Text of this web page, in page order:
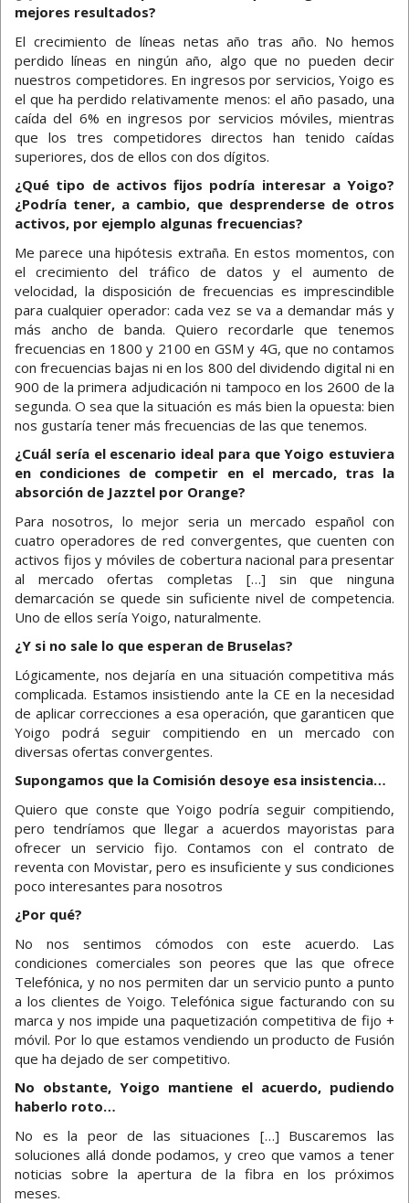
mejores resultados?
El crecimiento de líneas netas año tras año. No hemos
perdido líneas en ningún año, algo que no pueden decir
nuestros competidores. En ingresos por servicios, Yoigo es
el que ha perdido relativamente menos: el año pasado, una
caída del 6% en ingresos por servicios móviles, mientras
que los tres competidores directos han tenido caídas
superiores, dos de ellos con dos dígitos.
¿Qué tipo de activos fijos podría interesar a Yoigo?
¿Podría tener, a cambio, que desprenderse de otros
activos, por ejemplo algunas frecuencias?
Me parece una hipótesis extraña. En estos momentos, con
el crecimiento del tráfico de datos y el aumento de
velocidad, la disposición de frecuencias es imprescindible
para cualquier operador: cada vez se va a demandar más y
más ancho de banda. Quiero recordarle que tenemos
frecuencias en 1800 y 2100 en GSM y 4G, que no contamos
con frecuencias bajas ni en los 800 del dividendo digital ni en
900 de la primera adjudicación ni tampoco en los 2600 de la
segunda. O sea que la situación es más bien la opuesta: bien
nos gustaría tener más frecuencias de las que tenemos.
¿Cuál sería el escenario ideal para que Yoigo estuviera
en condiciones de competir en el mercado, tras la
absorción de Jazztel por Orange?
Para nosotros, lo mejor seria un mercado español con
cuatro operadores de red convergentes, que cuenten con
activos fijos y móviles de cobertura nacional para presentar
al mercado ofertas completas […] sin que ninguna
demarcación se quede sin suficiente nivel de competencia.
Uno de ellos sería Yoigo, naturalmente.
¿Y si no sale lo que esperan de Bruselas?
Lógicamente, nos dejaría en una situación competitiva más
complicada. Estamos insistiendo ante la CE en la necesidad
de aplicar correcciones a esa operación, que garanticen que
Yoigo podrá seguir compitiendo en un mercado con
diversas ofertas convergentes.
Supongamos que la Comisión desoye esa insistencia…
Quiero que conste que Yoigo podría seguir compitiendo,
pero tendríamos que llegar a acuerdos mayoristas para
ofrecer un servicio fijo. Contamos con el contrato de
reventa con Movistar, pero es insuficiente y sus condiciones
poco interesantes para nosotros
¿Por qué?
No nos sentimos cómodos con este acuerdo. Las
condiciones comerciales son peores que las que ofrece
Telefónica, y no nos permiten dar un servicio punto a punto
a los clientes de Yoigo. Telefónica sigue facturando con su
marca y nos impide una paquetización competitiva de fijo +
móvil. Por lo que estamos vendiendo un producto de Fusión
que ha dejado de ser competitivo.
No obstante, Yoigo mantiene el acuerdo, pudiendo
haberlo roto…
No es la peor de las situaciones […] Buscaremos las
soluciones allá donde podamos, y creo que vamos a tener
noticias sobre la apertura de la fibra en los próximos
meses.